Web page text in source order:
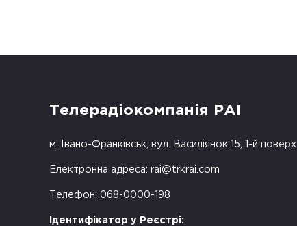
Телерадіокомпанія РАІ
м. Івано-Франківськ, вул. Василіянок 15, 1-й поверх
Електронна адреса: rai@trkrai.com
Телефон: 068-0000-198
Ідентифікатор у Реєстрі: